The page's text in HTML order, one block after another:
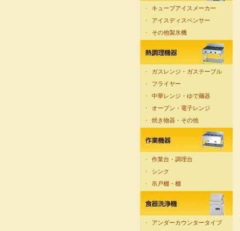
・
キューブアイスメーカー
・
アイスディスペンサー
・
その他製氷機
・
ガスレンジ・ガステーブル
・
フライヤー
・
中華レンジ・ゆで麺器
・
オーブン・電子レンジ
・
焼き物器・その他
・
作業台・調理台
・
シンク
・
吊戸棚・棚
・
アンダーカウンタータイプ